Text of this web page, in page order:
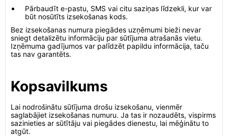
Pārbaudīt e-pastu, SMS vai citu saziņas līdzekli, kur var
būt nosūtīts izsekošanas kods.
Bez izsekošanas numura piegādes uzņēmumi bieži nevar
sniegt detalizētu informāciju par sūtījuma atrašanās vietu.
Izņēmuma gadījumos var palīdzēt papildu informācija, taču
tas nav garantēts.
Kopsavilkums
Lai nodrošinātu sūtījuma drošu izsekošanu, vienmēr
saglabājiet izsekošanas numuru. Ja tas ir nozaudēts, vispirms
sazinieties ar sūtītāju vai piegādes dienestu, lai mēģinātu to
atgūt.